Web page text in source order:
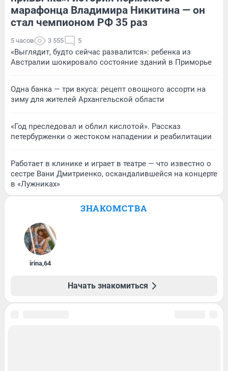
марафонца Владимира Никитина — он
стал чемпионом РФ 35 раз
5 часов 3 555 5
«Выглядит, будто сейчас развалится»: ребенка из
Австралии шокировало состояние зданий в Приморье
Одна банка — три вкуса: рецепт овощного ассорти на
зиму для жителей Архангельской области
«Год преследовал и облил кислотой». Рассказ
петербурженки о жестоком нападении и реабилитации
Работает в клинике и играет в театре — что известно о
сестре Вани Дмитриенко, оскандалившейся на концерте
в «Лужниках»
ЗНАКОМСТВА
irina,64
Начать знакомиться